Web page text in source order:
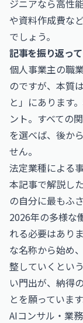
ジニアなら高性
や資料作成費な
でしょう。
記事を振り返っ
個人事業主の職
のですが、本質
と」にあります
ント。すべての
を選べば、後か
せん。
法定業種による
本記事で解説し
の自分に最もふ
2026年の多様な
れる必要はあり
な名称から始め
整していくとい
い門出が、納得
とを願っています
AIコンサル・業